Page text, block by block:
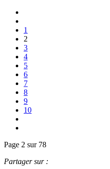
1
2
3
4
5
6
7
8
9
10
Page 2 sur 78
Partager sur :